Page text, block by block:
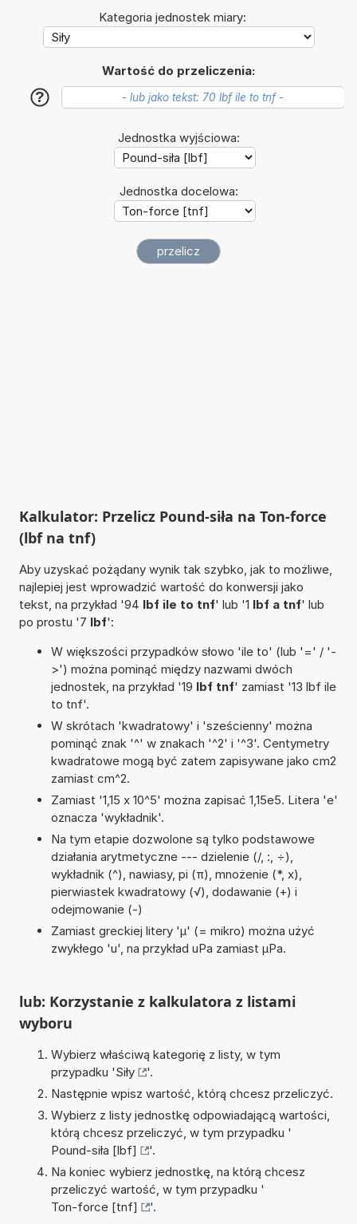
Kategoria jednostek miary:
Wartość do przeliczenia:
?
Jednostka wyjściowa:
Jednostka docelowa:
Kalkulator: Przelicz Pound-siła na Ton-force
(lbf na tnf)
Aby uzyskać pożądany wynik tak szybko, jak to możliwe,
najlepiej jest wprowadzić wartość do konwersji jako
tekst, na przykład '94 lbf ile to tnf' lub '1 lbf a tnf' lub
po prostu '7 lbf':
W większości przypadków słowo 'ile to' (lub '=' / '-
>') można pominąć między nazwami dwóch
jednostek, na przykład '19 lbf tnf' zamiast '13 lbf ile
to tnf'.
W skrótach 'kwadratowy' i 'sześcienny' można
pominąć znak '^' w znakach '^2' i '^3'. Centymetry
kwadratowe mogą być zatem zapisywane jako cm2
zamiast cm^2.
Zamiast '1,15 x 10^5' można zapisać 1,15e5. Litera 'e'
oznacza 'wykładnik'.
Na tym etapie dozwolone są tylko podstawowe
działania arytmetyczne --- dzielenie (/, :, ÷),
wykładnik (^), nawiasy, pi (π), mnożenie (*, x),
pierwiastek kwadratowy (√), dodawanie (+) i
odejmowanie (-)
Zamiast greckiej litery 'µ' (= mikro) można użyć
zwykłego 'u', na przykład uPa zamiast µPa.
lub: Korzystanie z kalkulatora z listami
wyboru
Wybierz właściwą kategorię z listy, w tym
przypadku 'Siły
'.
Następnie wpisz wartość, którą chcesz przeliczyć.
Wybierz z listy jednostkę odpowiadającą wartości,
którą chcesz przeliczyć, w tym przypadku '
Pound-siła [lbf]
'.
Na koniec wybierz jednostkę, na którą chcesz
przeliczyć wartość, w tym przypadku '
Ton-force [tnf]
'.